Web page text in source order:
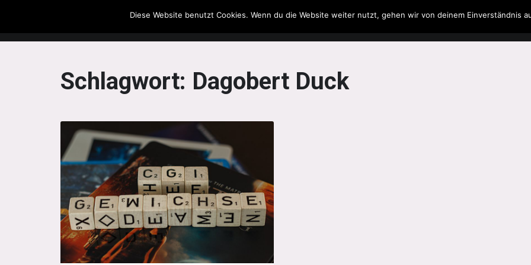
The Howling Men Filme & Serien Musik Spielzeug Literatur
Schlagwort: Dagobert Duck
Diese Website benutzt Cookies. Wenn du die Website weiter nutzt, gehen wir von deinem Einverständnis